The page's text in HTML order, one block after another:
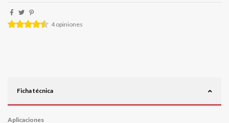
4opiniones
Ficha técnica
Aplicaciones